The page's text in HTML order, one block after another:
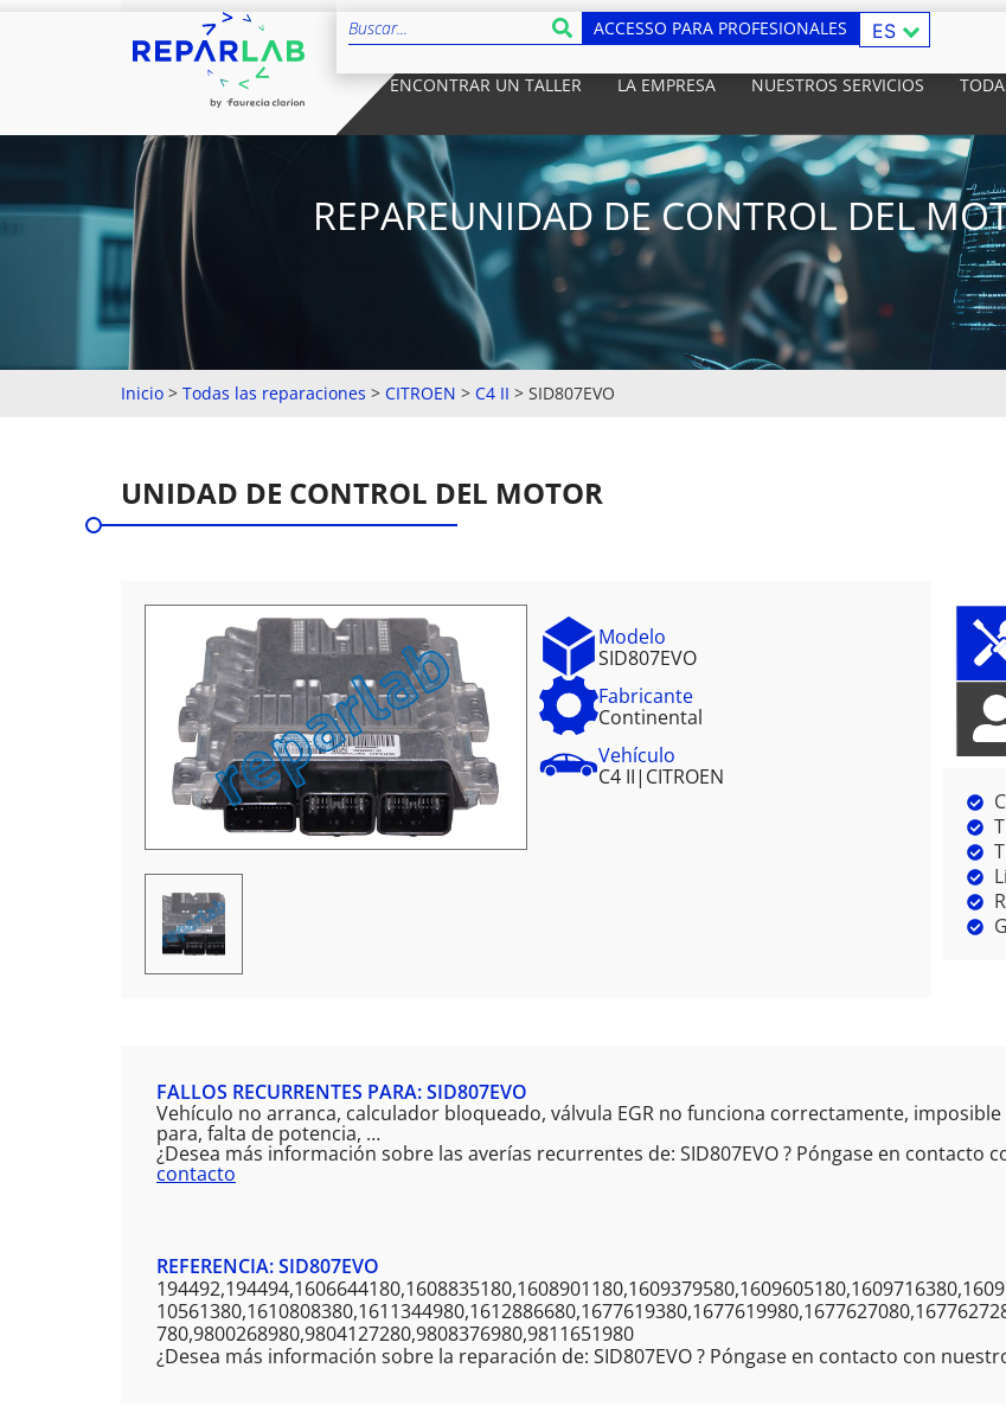
ACCESSO PARA PROFESIONALES ES
ENCONTRAR UN TALLER LA EMPRESA NUESTROS SERVICIOS
REPAREUNIDAD DE CONTROL DEL
Inicio > Todas las reparaciones > CITROEN > C4 II > SID807EVO
UNIDAD DE CONTROL DEL MOTOR
Modelo
SID807EVO
Fabricante
Continental
Vehículo
C4 II| CITROEN
FALLOS RECURRENTES PARA: SID807EVO
Vehículo no arranca, calculador bloqueado, válvula EGR no funciona correctamente,
para, falta de potencia, …
¿Desea más información sobre las averías recurrentes de: SID807EVO ? Póngase en contacto
contacto
REFERENCIA: SID807EVO
780,9800268980,9804127280,9808376980,9811651980
¿Desea más información sobre la reparación de: SID807EVO ? Póngase en contacto con